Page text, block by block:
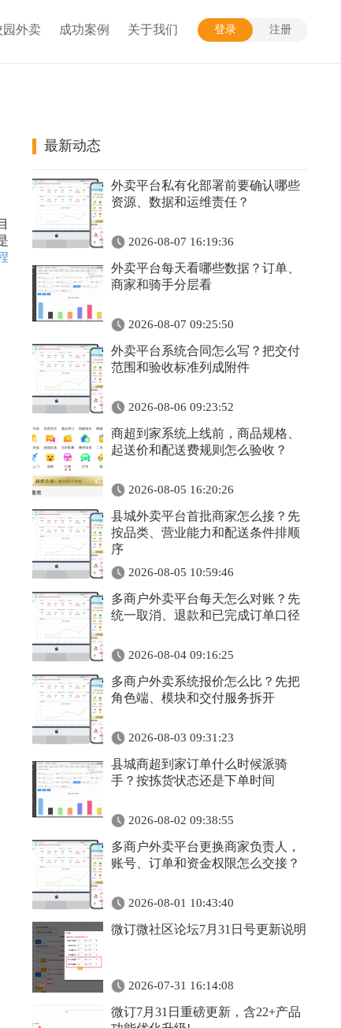
登录 注册
园外卖 成功案例 关于我们
最新动态
外卖平台私有化部署前要确认哪些
资源、数据和运维责任？
2026-08-07 16:19:36
外卖平台每天看哪些数据？订单、
商家和骑手分层看
2026-08-07 09:25:50
外卖平台系统合同怎么写？把交付
范围和验收标准列成附件
2026-08-06 09:23:52
商超到家系统上线前，商品规格、
起送价和配送费规则怎么验收？
2026-08-05 16:20:26
县城外卖平台首批商家怎么接？先
按品类、营业能力和配送条件排顺
序
2026-08-05 10:59:46
多商户外卖平台每天怎么对账？先
统一取消、退款和已完成订单口径
2026-08-04 09:16:25
多商户外卖系统报价怎么比？先把
角色端、模块和交付服务拆开
2026-08-03 09:31:23
县城商超到家订单什么时候派骑
手？按拣货状态还是下单时间
2026-08-02 09:38:55
多商户外卖平台更换商家负责人，
账号、订单和资金权限怎么交接？
2026-08-01 10:43:40
微订微社区论坛7月31日号更新说明
2026-07-31 16:14:08
微订7月31日重磅更新，含22+产品